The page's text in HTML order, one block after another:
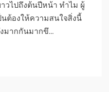
วไปถึงต้นปีหน้า ทำไม ผู้
ต้องให้ความสนใจสิ่งนี้
มากกันมากขึ…